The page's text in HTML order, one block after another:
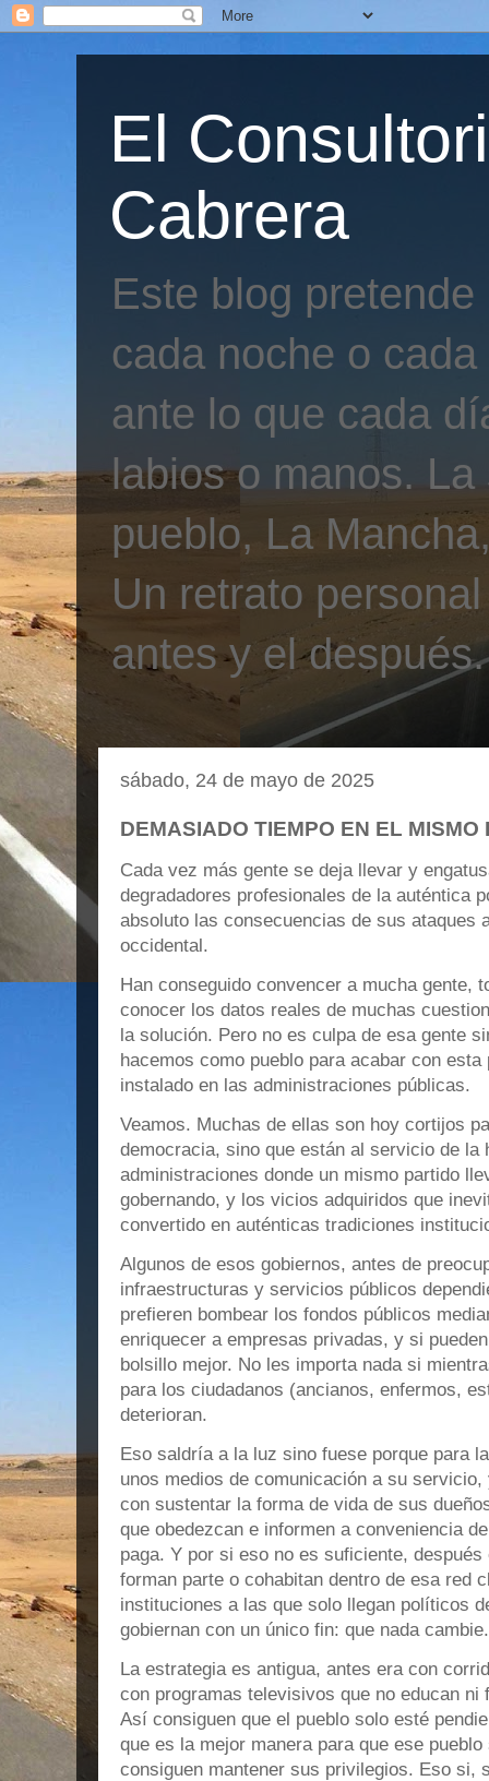
El
Cabrera
Este blog
cada noche o
ante lo que cada
labios o manos.
pueblo, La
Un retrato
antes y el después.
sábado, 24 de mayo de 2025
DEMASIADO TIEMPO EN EL MISMO
Cada vez más gente se deja llevar y
degradadores profesionales de la auténtica
absoluto las consecuencias de sus ataques
occidental.
Han conseguido convencer a mucha gente,
conocer los datos reales de muchas
la solución. Pero no es culpa de esa gente
hacemos como pueblo para acabar con esta
instalado en las administraciones públicas.
Veamos. Muchas de ellas son hoy cortijos
democracia, sino que están al servicio de la
administraciones donde un mismo partido
gobernando, y los vicios adquiridos que
convertido en auténticas tradiciones
Algunos de esos gobiernos, antes de
infraestructuras y servicios públicos
prefieren bombear los fondos públicos
enriquecer a empresas privadas, y si
bolsillo mejor. No les importa nada si
para los ciudadanos (ancianos, enfermos,
deterioran.
Eso saldría a la luz sino fuese porque para
unos medios de comunicación a su
con sustentar la forma de vida de sus
que obedezcan e informen a conveniencia
paga. Y por si eso no es suficiente,
forman parte o cohabitan dentro de esa red
instituciones a las que solo llegan políticos
gobiernan con un único fin: que nada
La estrategia es antigua, antes era con
con programas televisivos que no educan
Así consiguen que el pueblo solo esté
que es la mejor manera para que ese
consiguen mantener sus privilegios. Eso si,